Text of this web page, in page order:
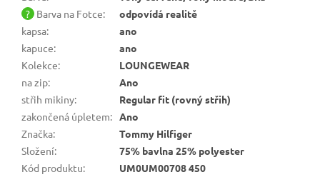
? Barva na Fotce:
odpovídá realitě
kapsa:
ano
kapuce:
ano
Kolekce:
LOUNGEWEAR
na zip:
Ano
střih mikiny:
Regular fit (rovný střih)
zakončená úpletem: Ano
Značka:
Tommy Hilfiger
Složení:
75% bavlna 25% polyester
Kód produktu:
UM0UM00708 450